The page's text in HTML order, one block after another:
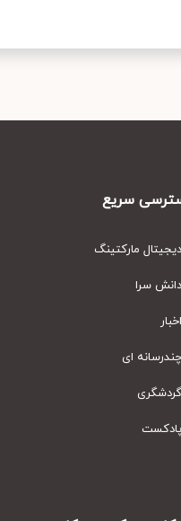
سریع
مارکتینگ
سرا
ای